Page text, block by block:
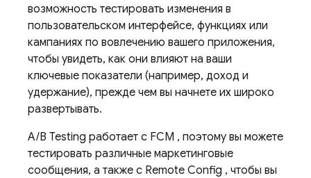
возможность тестировать изменения в
пользовательском интерфейсе, функциях или
кампаниях по вовлечению вашего приложения,
чтобы увидеть, как они влияют на ваши
ключевые показатели (например, доход и
удержание), прежде чем вы начнете их широко
развертывать.
A/B Testing работает с FCM , поэтому вы можете
тестировать различные маркетинговые
сообщения, а также с Remote Config , чтобы вы